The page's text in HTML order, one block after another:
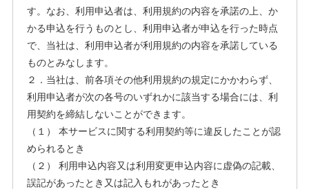
す。なお、利用申込者は、利用規約の内容を承諾の上、か
かる申込を行うものとし、利用申込者が申込を行った時点
で、当社は、利用申込者が利用規約の内容を承諾している
ものとみなします。
２．当社は、前各項その他利用規約の規定にかかわらず、
利用申込者が次の各号のいずれかに該当する場合には、利
用契約を締結しないことができます。
（１） 本サービスに関する利用契約等に違反したことが認
められるとき
（２） 利用申込内容又は利用変更申込内容に虚偽の記載、
誤記があったとき又は記入もれがあったとき